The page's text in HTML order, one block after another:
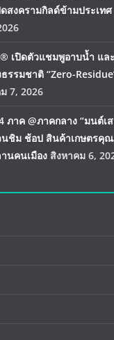
สงครามกิลด์ข้ามประเทศ
เปิดตัวแชมพูอาบน้ำ แ
รรมชาติ “Zero-
7, 2026
ภาค @ภาคกลาง “มนต์เ
นชิม ช้อป สินค้าเกษตรคุ
นคนเมือง สิงหาคม 6,